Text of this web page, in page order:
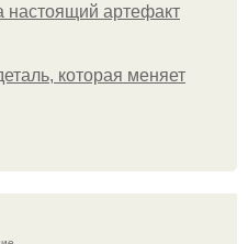
настоящий артефакт
которая меняет